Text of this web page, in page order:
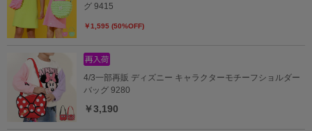
グ 9415
￥1,595 (50%OFF)
4/3一部再販 ディズニー キャラクターモチーフショルダー
バッグ 9280
￥3,190